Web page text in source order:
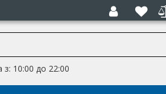
10:00 до 22:00